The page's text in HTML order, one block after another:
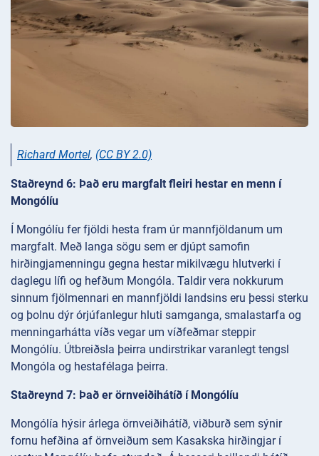
Richard Mortel, (CC BY 2.0)
Staðreynd 6: Það eru margfalt fleiri hestar en menn í
Mongólíu
Í Mongólíu fer fjöldi hesta fram úr mannfjöldanum um
margfalt. Með langa sögu sem er djúpt samofin
hirðingjamenningu gegna hestar mikilvægu hlutverki í
daglegu lífi og hefðum Mongóla. Taldir vera nokkurum
sinnum fjölmennari en mannfjöldi landsins eru þessi sterku
og þolnu dýr órjúfanlegur hluti samganga, smalastarfa og
menningarhátta víðs vegar um víðfeðmar steppir
Mongólíu. Útbreiðsla þeirra undirstrikar varanlegt tengsl
Mongóla og hestafélaga þeirra.
Staðreynd 7: Það er örnveiðihátíð í Mongólíu
Mongólía hýsir árlega örnveiðihátíð, viðburð sem sýnir
fornu hefðina af örnveiðum sem Kasakska hirðingjar í